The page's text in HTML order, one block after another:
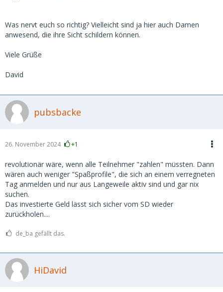
Was nervt euch so richtig? Vielleicht sind ja hier auch Damen
anwesend, die ihre Sicht schildern können.
Viele Grüße
David
pubsbacke
26. November 2024 +1
revolutionär wäre, wenn alle Teilnehmer "zahlen" müssten. Dann
wären auch weniger "Spaßprofile", die sich an einem verregneten
Tag anmelden und nur aus Langeweile aktiv sind und gar nix
suchen.
Das investierte Geld lässt sich sicher vom SD wieder
zurückholen....
de_ba gefällt das.
HiDavid